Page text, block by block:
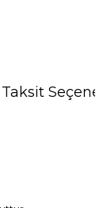
Taksit